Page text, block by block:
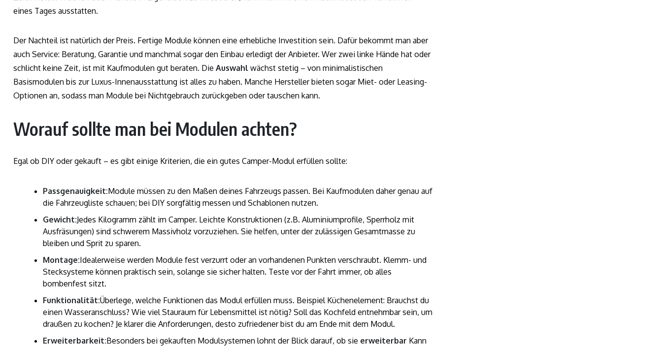
eines Tages ausstatten.
Der Nachteil ist natürlich der Preis. Fertige Module können eine erhebliche Investition sein. Dafür bekommt man aber
auch Service: Beratung, Garantie und manchmal sogar den Einbau erledigt der Anbieter. Wer zwei linke Hände hat oder
schlicht keine Zeit, ist mit Kaufmodulen gut beraten. Die Auswahl wächst stetig – von minimalistischen
Basismodulen bis zur Luxus-Innenausstattung ist alles zu haben. Manche Hersteller bieten sogar Miet- oder Leasing-
Optionen an, sodass man Module bei Nichtgebrauch zurückgeben oder tauschen kann.
Worauf sollte man bei Modulen achten?
Egal ob DIY oder gekauft – es gibt einige Kriterien, die ein gutes Camper-Modul erfüllen sollte:
Passgenauigkeit:Module müssen zu den Maßen deines Fahrzeugs passen. Bei Kaufmodulen daher genau auf
die Fahrzeugliste schauen; bei DIY sorgfältig messen und Schablonen nutzen.
Gewicht:Jedes Kilogramm zählt im Camper. Leichte Konstruktionen (z.B. Aluminiumprofile, Sperrholz mit
Ausfräsungen) sind schwerem Massivholz vorzuziehen. Sie helfen, unter der zulässigen Gesamtmasse zu
bleiben und Sprit zu sparen.
Montage:Idealerweise werden Module fest verzurrt oder an vorhandenen Punkten verschraubt. Klemm- und
Stecksysteme können praktisch sein, solange sie sicher halten. Teste vor der Fahrt immer, ob alles
bombenfest sitzt.
Funktionalität:Überlege, welche Funktionen das Modul erfüllen muss. Beispiel Küchenelement: Brauchst du
einen Wasseranschluss? Wie viel Stauraum für Lebensmittel ist nötig? Soll das Kochfeld entnehmbar sein, um
draußen zu kochen? Je klarer die Anforderungen, desto zufriedener bist du am Ende mit dem Modul.
Erweiterbarkeit:Besonders bei gekauften Modulsystemen lohnt der Blick darauf, ob sie erweiterbar Kann